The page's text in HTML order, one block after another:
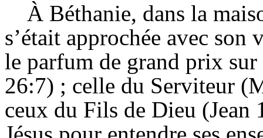
À Béthanie, dans la
s’était approchée avec son
le parfum de grand prix
26:7) ; celle du Serviteur
ceux du Fils de Dieu (Jean